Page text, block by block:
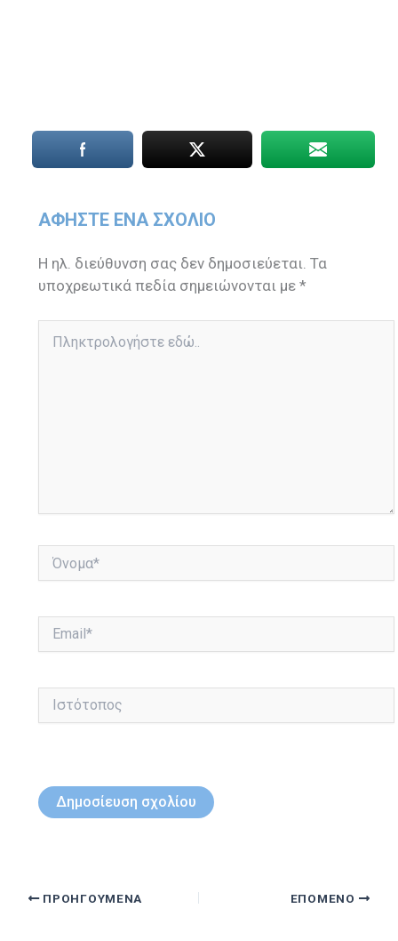
ΑΦΉΣΤΕ ΈΝΑ ΣΧΌΛΙΟ
Η ηλ. διεύθυνση σας δεν δημοσιεύεται. Τα
υποχρεωτικά πεδία σημειώνονται με*
εδώ..
Ιστότοπος
ΠΡΟΗΓΟΎΜΕΝΑ ΕΠΌΜΕΝΟ